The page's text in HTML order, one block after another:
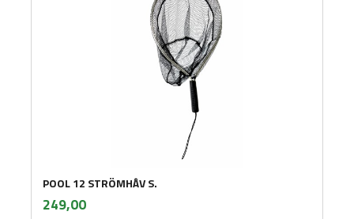
POOL 12 STRÖMHÅV S.
Pris
249,00mva.